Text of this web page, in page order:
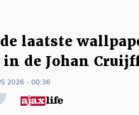
laatste
in de Johan
2026 - 00:36